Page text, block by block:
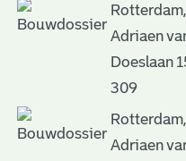
Rotterdam,
Adriaen
Doeslaan
309
Rotterdam,
Adriaen